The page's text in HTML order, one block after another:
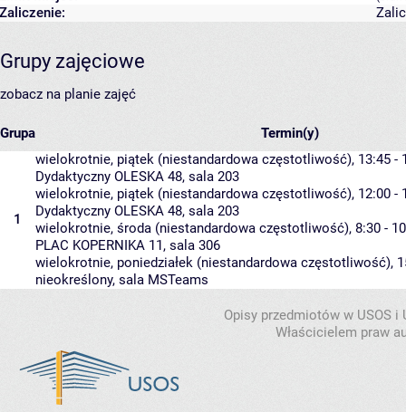
Zaliczenie:
Grupy zajęciowe
zobacz na planie zajęć
Grupa Termin(y)
1
wielokrotnie, piątek (niestandardowa częstotliwość), 13:45 -
Dydaktyczny OLESKA 48, sala 203
wielokrotnie, piątek (niestandardowa częstotliwość), 12:00 -
Dydaktyczny OLESKA 48, sala 203
wielokrotnie, środa (niestandardowa częstotliwość), 8:30 -
PLAC KOPERNIKA 11, sala 306
wielokrotnie, poniedziałek (niestandardowa częstotliwość),
nieokreślony, sala MSTeams
Opisy przedmiotów w USOS
Właścicielem praw